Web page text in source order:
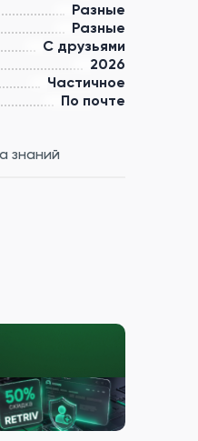
Разные
Разные
С друзьями
2026
Частичное
По почте
знаний